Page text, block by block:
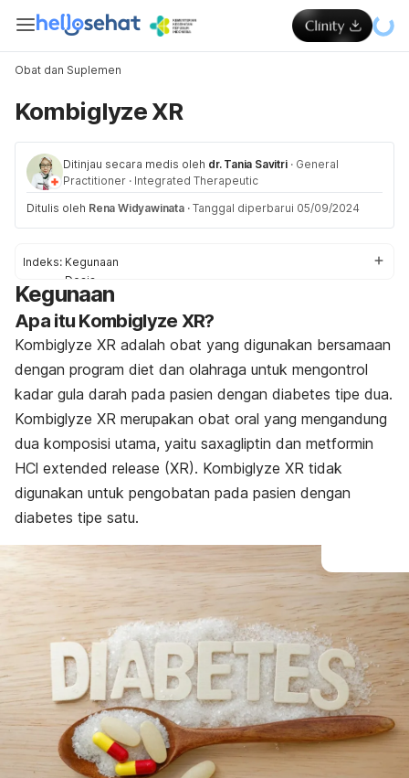
Obat dan Suplemen
Kombiglyze XR
Ditinjau secara medis oleh dr. Tania Savitri · General
Practitioner · Integrated Therapeutic
Ditulis oleh Rena Widyawinata · Tanggal diperbarui 05/09/2024
Indeks: Kegunaan
Dosis
Efek Samping
Peringatan dan Pencegahan
Interaksi Obat
Overdosis
Kegunaan
Apa itu Kombiglyze XR?
Kombiglyze XR adalah obat yang digunakan bersamaan
dengan program diet dan olahraga untuk mengontrol
kadar gula darah pada pasien dengan diabetes tipe dua.
Kombiglyze XR merupakan obat oral yang mengandung
dua komposisi utama, yaitu saxagliptin dan metformin
HCl extended release (XR). Kombiglyze XR tidak
digunakan untuk pengobatan pada pasien dengan
diabetes tipe satu.